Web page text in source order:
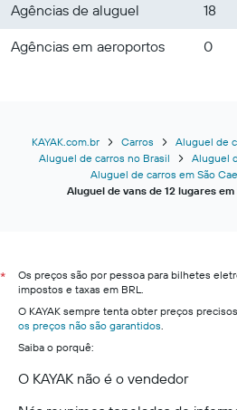
Agências de aluguel
18
Agências em aeroportos
0
KAYAK.com.br Carros
Aluguel de
Aluguel de carros no Brasil
Aluguel
Aluguel de carros em São
Aluguel de vans de 12 lugares
*
Os preços são por pessoa para bilhetes
impostos e taxas em BRL.
O KAYAK sempre tenta obter preços
os preços não são garantidos.
Saiba o porquê:
O KAYAK não é o vendedor